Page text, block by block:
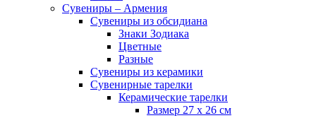
Сувениры – Армения
Сувениры из обсидиана
Знаки Зодиака
Цветные
Разные
Сувениры из керамики
Сувенирные тарелки
Керамические тарелки
Размер 27 х 26 см